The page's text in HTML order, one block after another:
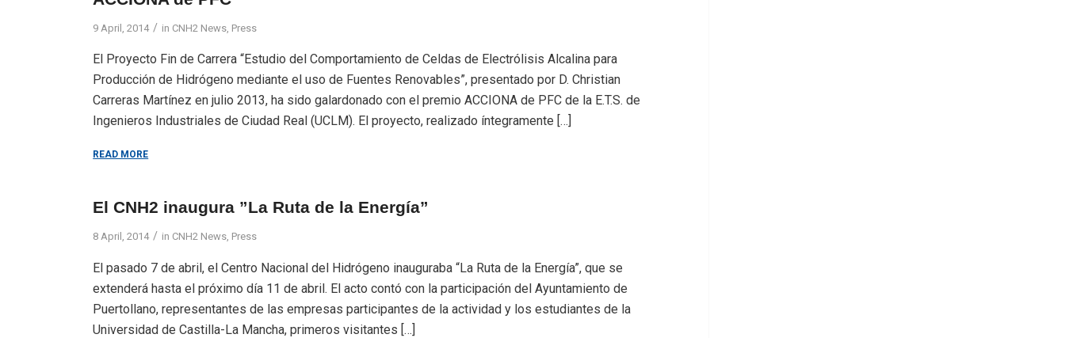
9 April, 2014 / in CNH2 News Press
El Proyecto Fin de Carrera “Estudio del Comportamiento de Celdas de Electrólisis Alcalina para
Producción de Hidrógeno mediante el uso de Fuentes Renovables”, presentado por D. Christian
Carreras Martínez en julio 2013, ha sido galardonado con el premio ACCIONA de PFC de la E.T.S. de
Ingenieros Industriales de Ciudad Real (UCLM). El proyecto, realizado íntegramente […]
READ MORE
El CNH2 inaugura ”La Ruta de la Energía”
8 April, 2014 / in CNH2 News, Press
El pasado 7 de abril, el Centro Nacional del Hidrógeno inauguraba “La Ruta de la Energía”, que se
extenderá hasta el próximo día 11 de abril. El acto contó con la participación del Ayuntamiento de
Puertollano, representantes de las empresas participantes de la actividad y los estudiantes de la
Universidad de Castilla-La Mancha, primeros visitantes […]